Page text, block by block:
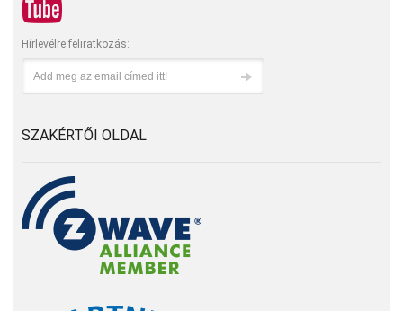
Hírlevélre feliratkozás:
SZAKÉRTŐI OLDAL